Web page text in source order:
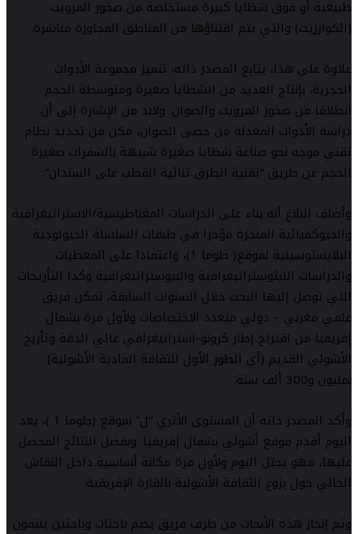
طبيعية أو فوق شظايا كبيرة مستخلصة من صخور المرويت
(الكوارزيت) والتي يتم اقتناؤها من المناطق المجاورة مباشرة.
علاوة على هذا، يتابع المصدر ذاته، تتميز مجموعة الأدوات
الحجرية، بإنتاج العديد من الشظايا صغيرة ومتوسطة الحجم
انطلاقا من صخور المرويت والصوان. ولابد من الإشارة إلى أن
دراسة الأدوات المعدلة من حصى الصوان، مكن من تحديد نظام
تقني موجه نحو صناعة شظايا صغيرة شبيهة بالشفرات صغيرة
الحجم عن طريق “تقنية الطرق ثنائية القطب على السندان”.
وأضاف البلاغ أنه بناء على الدراسات المغناطيسية/الاستراتيغرافية
والجيوكميائية المنجزة مؤخرا في طبقات السلسلة الجيولوجية
البلايستوسينية لموقع( طوما 1)، واعتمادا على المعطيات
والدراسات الليثوستراتيغرافية والبيوستراتيغرافية وكذا التأريخات
التي توصل إليها البحث خلال السنوات السابقة، تمكن فريق
علمي مغربي – دولي متعدد الاختصاصات ولأول مرة بشمال
إفريقيا من اقتراح إطار كرونو-استراتيغرافي عالي الدقة وتأريخ
الأشولي القديم (أي الطور الأول للثقافة المادية الأشولية)
بمليون و300 ألف سنة.
وأكد المصدر ذاته أن المستوى الأثري “ل” بموقع (طوما 1 )، يعد
اليوم أقدم موقع أشولي بشمال إفريقيا. وبفضل النتائج المحصل
عليها، فهو يحتل اليوم ولأول مرة مكانة أساسية داخل النقاش
الحالي حول بزوغ الثقافة الأشولية بالقارة الإفريقية.
وتم إنجاز هذه الأبحاث من طرف فريق يضم باحثات وباحثين ينتمون